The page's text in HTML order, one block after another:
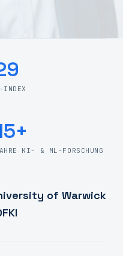
INDEX
KI- & ML-FORSCHUNG
of Warwick